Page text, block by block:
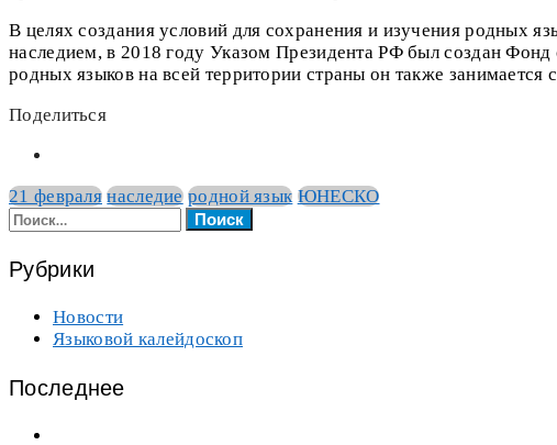
В целях создания условий для сохранения и изучения родных
наследием, в 2018 году Указом Президента РФ был создан
родных языков на всей территории страны он также занимается
Поделиться
21 февраля наследие родной язык ЮНЕСКО
Найти:
Рубрики
Новости
Языковой калейдоскоп
Последнее